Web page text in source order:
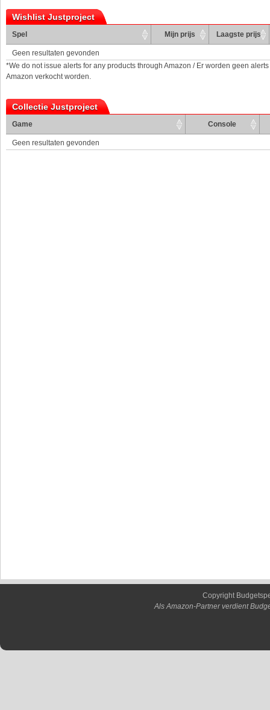
Wishlist Justproject
Spel Mijn prijs Laagste prijs
Geen resultaten gevonden
*We do not issue alerts for any products through Amazon / Er worden geen
Amazon verkocht worden.
Collectie Justproject
Game Console
Geen resultaten gevonden
Copyright
Als Amazon-Partner verdient